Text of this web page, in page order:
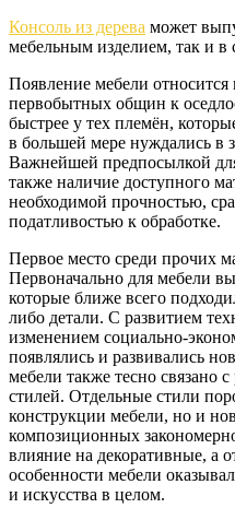
Консоль из дерева может
мебельным изделием, так и в
Появление мебели относится
первобытных общин к
быстрее у тех племён,
в большей мере нуждались в
Важнейшей предпосылкой
также наличие доступного
необходимой прочностью,
податливостью к обработке.
Первое место среди прочих
Первоначально для мебели
которые ближе всего
либо детали. С развитием
изменением социально-
появлялись и развивались
мебели также тесно связано
стилей. Отдельные стили
конструкции мебели, но и
композиционных
влияние на декоративные, а
особенности мебели
и искусства в целом.